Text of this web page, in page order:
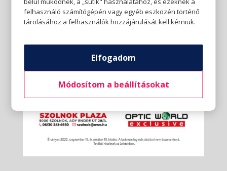
felhasználó számítógépén vagy egyéb eszközén történő
tárolásához a felhasználók hozzájárulását kell kérniük.
Elfogadom
Módosítom a beállításokat